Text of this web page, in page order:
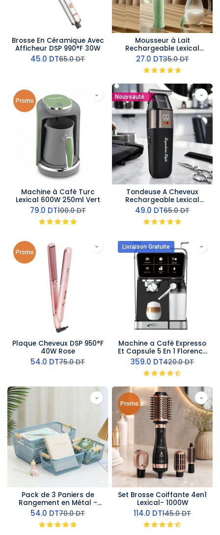
Brosse En Céramique Avec
Afficheur DSP 990°F 30W
45.0 DT65.0DT
Mousseur à Lait
Rechargeable Lexical
8500RPM - Batteur 2-en-1
– Vert
27.0 DT35.0DT
Promo
Machine à Café Turc
Lexical 600W 250ml Vert
79.0 DT100.0DT
Nouveauté
Tondeuse A Cheveux
Rechargeable Lexical
LHC-5636-5W
49.0 DT65.0DT
Promo
Plaque Cheveux DSP 950°F
40W Rose
54.0 DT75.0DT
Livraison Gratuite
Machine a Café Expresso
Et Capsule 5 En 1 Florence
1350W
359.0 DT420.0DT
Pack de 3 Paniers de
Rangement en Métal -
Bleu
54.0 DT70.0DT
Promo
Set Brosse Coiffante 4en1
Lexical- 1000W
114.0 DT145.0DT